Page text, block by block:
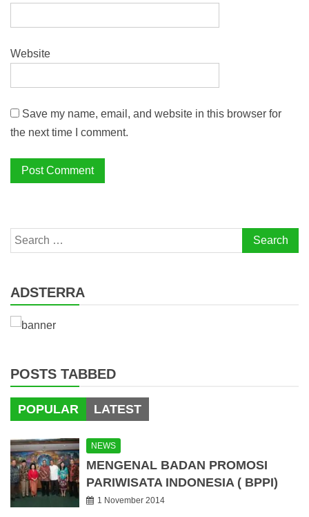
Website
Save my name, email, and website in this browser for
the next time I comment.
Search
for:
ADSTERRA
POSTS TABBED
POPULAR LATEST
NEWS
MENGENAL BADAN PROMOSI
PARIWISATA INDONESIA ( BPPI)
1 November 2014